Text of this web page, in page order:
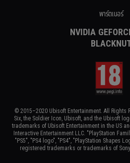
พาร์ตเนอร์
NVIDIA
© 2015–2020 Ubisoft Entertainment. All Rights
Six, the Soldier Icon, Ubisoft, and the Ubisoft
trademarks of Ubisoft Entertainment in the US
Interactive Entertainment LLC. "PlayStation
"PS5", "PS4 logo", "PS4", "PlayStation Shapes
registered trademarks or trademarks of